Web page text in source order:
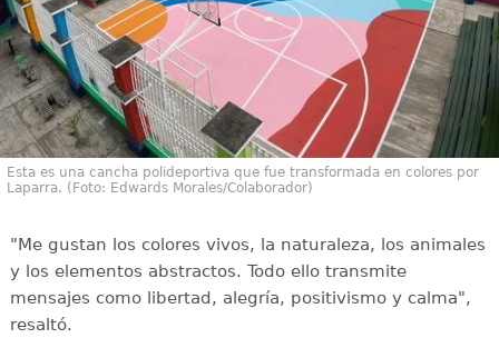
Esta es una cancha polideportiva que fue transformada en colores por
Laparra. (Foto: Edwards Morales/Colaborador)
"Me gustan los colores vivos, la naturaleza, los animales
y los elementos abstractos. Todo ello transmite
mensajes como libertad, alegría, positivismo y calma",
resaltó.